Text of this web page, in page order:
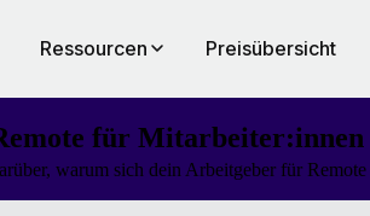
Ressourcen Preisübersicht
für Mitarbeiter:innen
warum sich dein Arbeitgeber für